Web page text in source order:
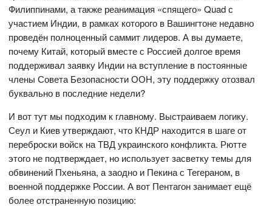
Филиппинами, а также реанимация «спящего» Quad с
участием Индии, в рамках которого в Вашингтоне недавно
проведён полноценный саммит лидеров. А вы думаете,
почему Китай, который вместе с Россией долгое время
поддерживал заявку Индии на вступление в постоянные
члены Совета Безопасности ООН, эту поддержку отозвал
буквально в последние недели?
И вот тут мы подходим к главному. Выстраиваем логику.
Сеул и Киев утверждают, что КНДР находится в шаге от
переброски войск на ТВД украинского конфликта. Рютте
этого не подтверждает, но использует засветку темы для
обвинений Пхеньяна, а заодно и Пекина с Тегераном, в
военной поддержке России. А вот Пентагон занимает ещё
более отстраненную позицию: